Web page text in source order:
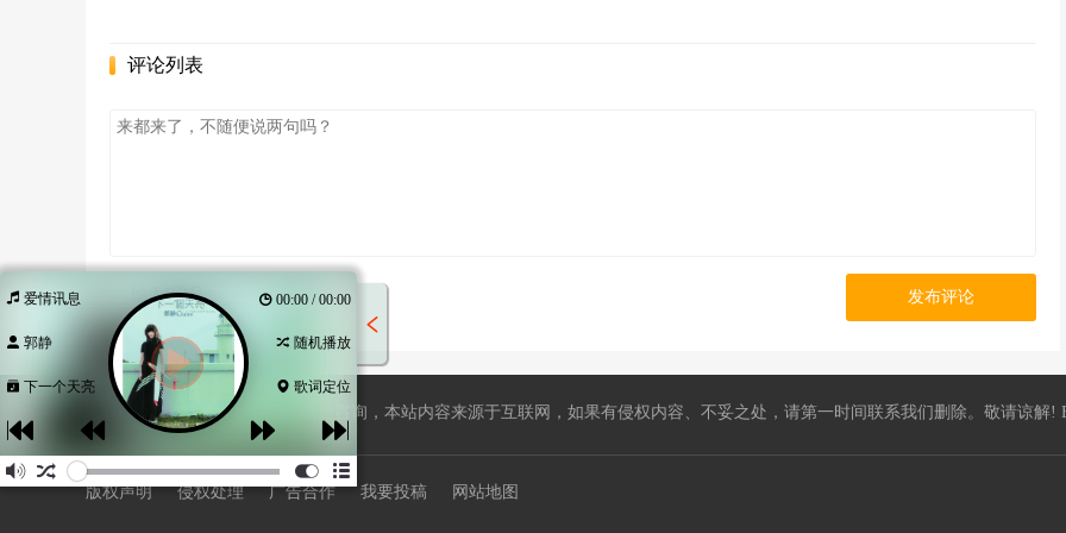
评论列表
发布评论
站长QQ596508734，广告合作欢迎咨询，本站内容来源于互联网，如果有侵权内容、不妥之处，请第一时间联系我们删除。敬请谅解!
版权声明 侵权处理 广告合作 我要投稿 网站地图
爱情讯息 00:00 / 00:00
郭静 随机播放
下一个天亮 歌词定位